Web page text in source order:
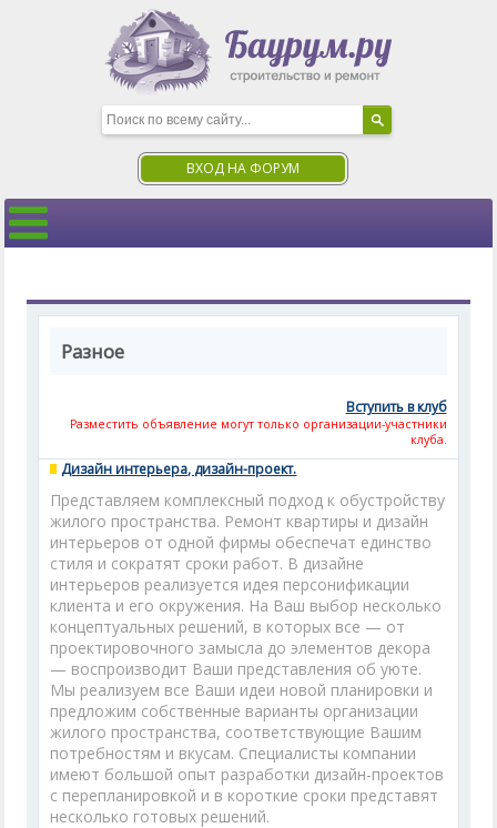
ВХОД НА ФОРУМ
Разное
Вступить в клуб
Разместить объявление могут только организации-участники
клуба.
Дизайн интерьера, дизайн-проект.
Представляем комплексный подход к обустройству
жилого пространства. Ремонт квартиры и дизайн
интерьеров от одной фирмы обеспечат единство
стиля и сократят сроки работ. В дизайне
интерьеров реализуется идея персонификации
клиента и его окружения. На Ваш выбор несколько
концептуальных решений, в которых все — от
проектировочного замысла до элементов декора
— воспроизводит Ваши представления об уюте.
Мы реализуем все Ваши идеи новой планировки и
предложим собственные варианты организации
жилого пространства, соответствующие Вашим
потребностям и вкусам. Специалисты компании
имеют большой опыт разработки дизайн-проектов
с перепланировкой и в короткие сроки представят
несколько готовых решений.